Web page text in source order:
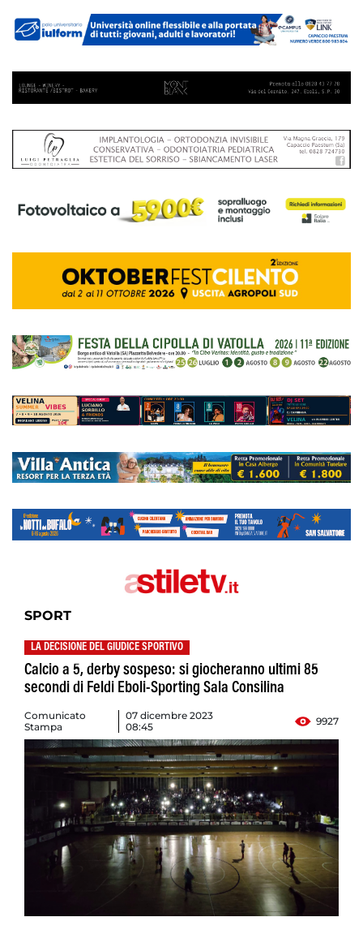
SPORT
LA DECISIONE DEL GIUDICE SPORTIVO
Calcio a 5, derby sospeso: si giocheranno ultimi 85
secondi di Feldi Eboli-Sporting Sala Consilina
Comunicato
Stampa
07 dicembre 2023
08:45
9927